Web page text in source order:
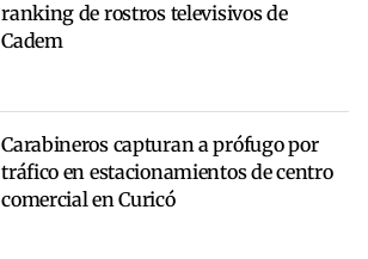
ranking de rostros televisivos de
Cadem
Carabineros capturan a prófugo por
tráfico en estacionamientos de centro
comercial en Curicó